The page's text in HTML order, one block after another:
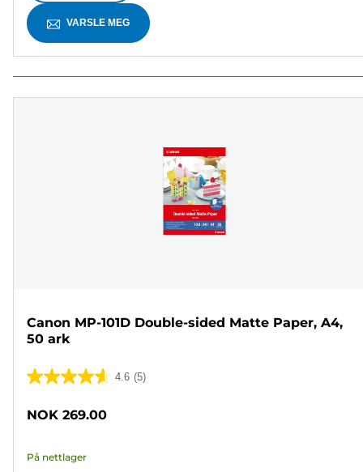
VARSLE MEG
Canon MP-101D Double-sided Matte Paper, A4,
50 ark
4.6 (5)
4.6
5
5
NOK 269.00
På nettlager